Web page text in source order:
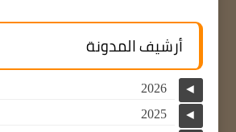
أرشيف المدونة
◄
2026
◄
2025